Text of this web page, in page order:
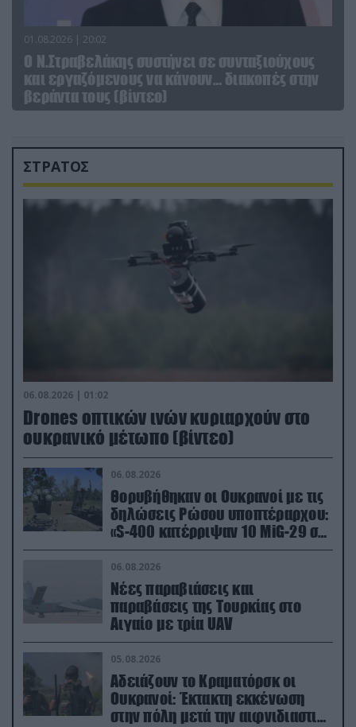
01.08.2026 | 20:02
Ο Ν.Στραβελάκης συστήνει σε συνταξιούχους
και εργαζόμενους να κάνουν… διακοπές στην
βεράντα τους (βίντεο)
ΣΤΡΑΤΟΣ
06.08.2026 | 01:02
Drones οπτικών ινών κυριαρχούν στο
ουκρανικό μέτωπο (βίντεο)
06.08.2026
Θορυβήθηκαν οι Ουκρανοί με τις
δηλώσεις Ρώσου υποπτέραρχου:
«S-400 κατέρριψαν 10 MiG-29 σε
μόλις μια μέρα!»
06.08.2026
Νέες παραβιάσεις και
παραβάσεις της Τουρκίας στο
Αιγαίο με τρία UAV
05.08.2026
Αδειάζουν το Κραματόρσκ οι
Ουκρανοί: Έκτακτη εκκένωση
στην πόλη μετά την αιφνιδιαστική